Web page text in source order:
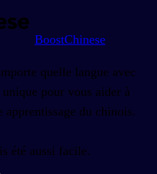
BoostChinese
quelle langue avec
pour vous aider à
du chinois.
été aussi facile.